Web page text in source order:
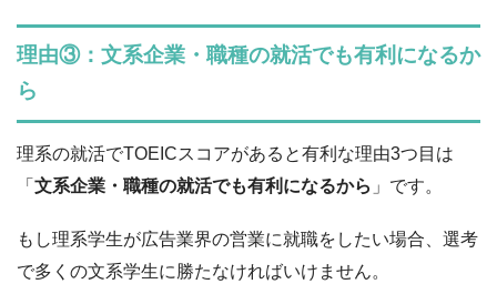
理由③：文系企業・職種の就活でも有利になるか
ら
理系の就活でTOEICスコアがあると有利な理由3つ目は
「 文系企業・職種の就活でも有利になるから 」です。
もし理系学生が広告業界の営業に就職をしたい場合、選考
で多くの文系学生に勝たなければいけません。